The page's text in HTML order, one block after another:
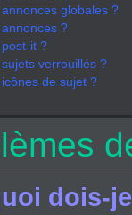
globales ?
?
it ?
verrouillés ?
de sujet ?
dois-